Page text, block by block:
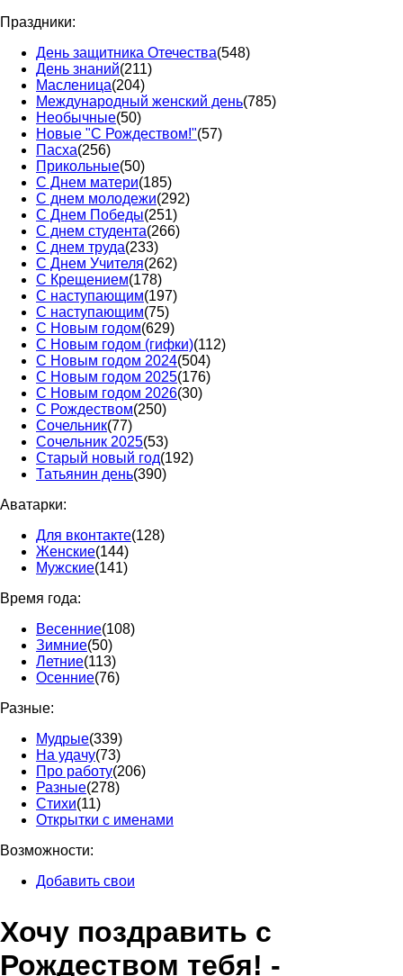
Праздники:
День защитника Отечества(548)
День знаний(211)
Масленица(204)
Международный женский день(785)
Необычные(50)
Новые "С Рождеством!"(57)
Пасха(256)
Прикольные(50)
С Днем матери(185)
С днем молодежи(292)
С Днем Победы(251)
С днем студента(266)
С днем труда(233)
С Днем Учителя(262)
С Крещением(178)
С наступающим(197)
С наступающим(75)
С Новым годом(629)
С Новым годом (гифки)(112)
С Новым годом 2024(504)
С Новым годом 2025(176)
С Новым годом 2026(30)
С Рождеством(250)
Сочельник(77)
Сочельник 2025(53)
Старый новый год(192)
Татьянин день(390)
Аватарки:
Для вконтакте(128)
Женские(144)
Мужские(141)
Время года:
Весенние(108)
Зимние(50)
Летние(113)
Осенние(76)
Разные:
Мудрые(339)
На удачу(73)
Про работу(206)
Разные(278)
Стихи(11)
Открытки с именами
Возможности:
Добавить свои
Хочу поздравить с
Рождеством тебя! -